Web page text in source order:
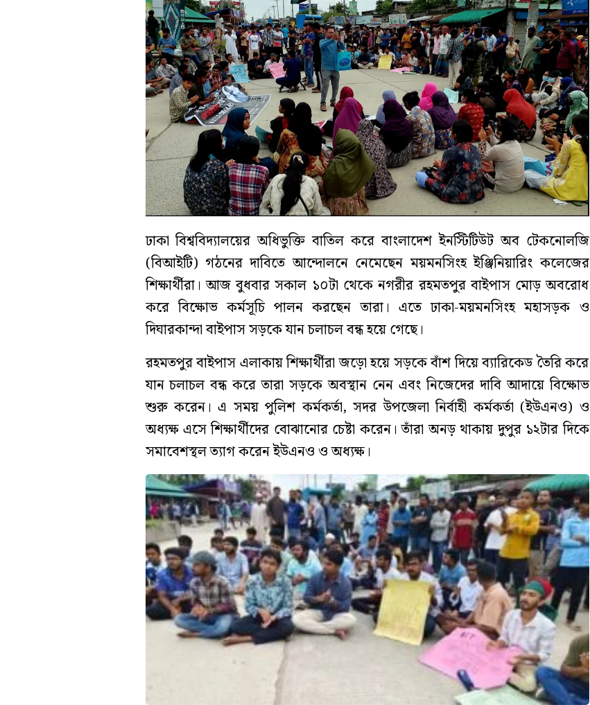
ঢাকা বিশ্ববিদ্যালয়ের অধিভুক্তি বাতিল করে বাংলাদেশ ইনস্টিটিউট অব টেকনোলজি
(বিআইটি) গঠনের দাবিতে আন্দোলনে নেমেছেন ময়মনসিংহ ইঞ্জিনিয়ারিং কলেজের
শিক্ষার্থীরা। আজ বুধবার সকাল ১০টা থেকে নগরীর রহমতপুর বাইপাস মোড় অবরোধ
করে বিক্ষোভ কর্মসূচি পালন করছেন তারা। এতে ঢাকা-ময়মনসিংহ মহাসড়ক ও
দিঘারকান্দা বাইপাস সড়কে যান চলাচল বন্ধ হয়ে গেছে।
রহমতপুর বাইপাস এলাকায় শিক্ষার্থীরা জড়ো হয়ে সড়কে বাঁশ দিয়ে ব্যারিকেড তৈরি করে
যান চলাচল বন্ধ করে তারা সড়কে অবস্থান নেন এবং নিজেদের দাবি আদায়ে বিক্ষোভ
শুরু করেন। এ সময় পুলিশ কর্মকর্তা, সদর উপজেলা নির্বাহী কর্মকর্তা (ইউএনও) ও
অধ্যক্ষ এসে শিক্ষার্থীদের বোঝানোর চেষ্টা করেন। তাঁরা অনড় থাকায় দুপুর ১২টার দিকে
সমাবেশস্থল ত্যাগ করেন ইউএনও ও অধ্যক্ষ।